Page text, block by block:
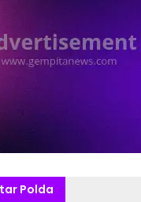
Polda